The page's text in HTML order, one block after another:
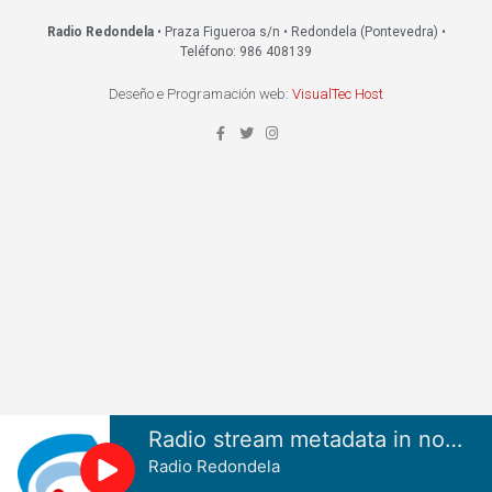
Radio Redondela• Praza Figueroa s/n • Redondela (Pontevedra) •
Teléfono: 986 408139
Deseño e Programación web: VisualTec Host
Radio stream metadata in not available.
Radio Redondela